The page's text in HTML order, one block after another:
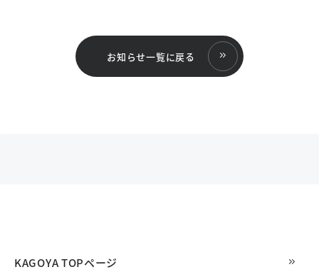
お知らせ一覧に戻る
KAGOYA TOPページ